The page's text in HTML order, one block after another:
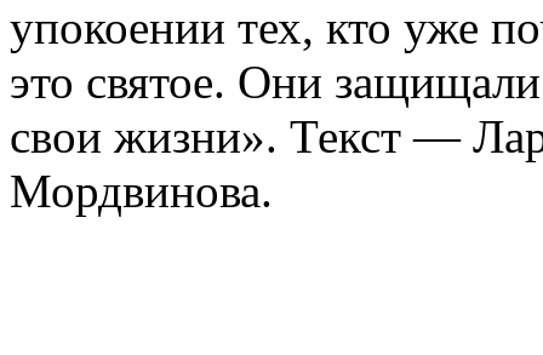
упокоении тех, кто уже
это святое. Они
свои жизни». Текст —
Мордвинова.